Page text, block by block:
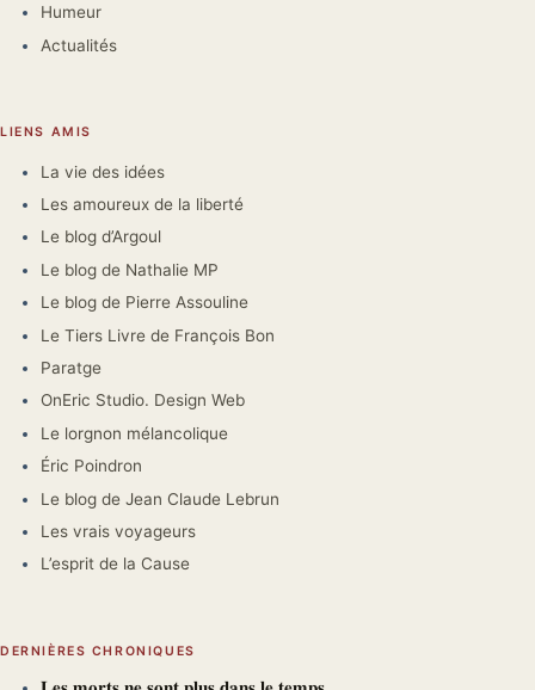
Humeur
Actualités
LIENS AMIS
La vie des idées
Les amoureux de la liberté
Le blog d’Argoul
Le blog de Nathalie MP
Le blog de Pierre Assouline
Le Tiers Livre de François Bon
Paratge
OnEric Studio. Design Web
Le lorgnon mélancolique
Éric Poindron
Le blog de Jean Claude Lebrun
Les vrais voyageurs
L’esprit de la Cause
DERNIÈRES CHRONIQUES